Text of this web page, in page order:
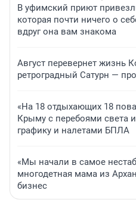
В уфимский приют
которая почти ничего о
вдруг она вам знакома
Август перевернет жизнь
ретроградный Сатурн —
«На 18 отдыхающих 18
Крыму с перебоями света
графику и налетами БПЛА
«Мы начали в самое
многодетная мама из
бизнес